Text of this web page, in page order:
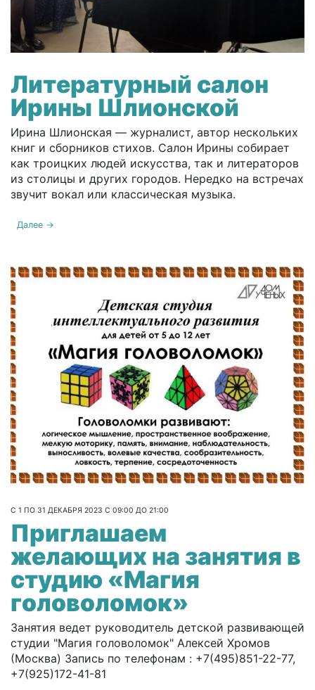
Литературный салон
Ирины Шлионской
Ирина Шлионская — журналист, автор нескольких
книг и сборников стихов. Салон Ирины собирает
как троицких людей искусства, так и литераторов
из столицы и других городов. Нередко на встречах
звучит вокал или классическая музыка.
Далее →
С 1 ПО 31 ДЕКАБРЯ 2023 С 09:00 ДО 21:00
Приглашаем
желающих на занятия в
студию «Магия
головоломок»
Занятия ведет руководитель детской развивающей
студии "Магия головоломок" Алексей Хромов
(Москва) Запись по телефонам : +7(495)851-22-77,
+7(925)172-41-81